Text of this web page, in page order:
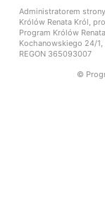
Administratorem
Królów Renata Król,
Program Królów
Kochanowskiego 24/
REGON 365093007
©